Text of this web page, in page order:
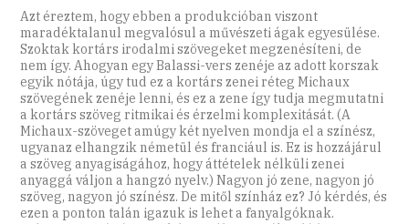
Azt éreztem, hogy ebben a produkcióban viszont
maradéktalanul megvalósul a művészeti ágak egyesülése.
Szoktak kortárs irodalmi szövegeket megzenésíteni, de
nem így. Ahogyan egy Balassi-vers zenéje az adott korszak
egyik nótája, úgy tud ez a kortárs zenei réteg Michaux
szövegének zenéje lenni, és ez a zene így tudja megmutatni
a kortárs szöveg ritmikai és érzelmi komplexitását. (A
Michaux-szöveget amúgy két nyelven mondja el a színész,
ugyanaz elhangzik németül és franciául is. Ez is hozzájárul
a szöveg anyagiságához, hogy áttételek nélküli zenei
anyaggá váljon a hangzó nyelv.) Nagyon jó zene, nagyon jó
szöveg, nagyon jó színész. De mitől színház ez? Jó kérdés, és
ezen a ponton talán igazuk is lehet a fanyalgóknak.